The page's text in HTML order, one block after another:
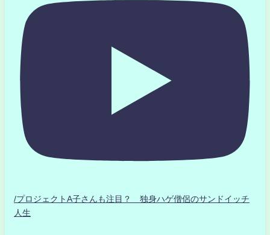
/プロジェクトA子さんも注目？ 独身ハゲ僧侶のサンドイッチ
人生